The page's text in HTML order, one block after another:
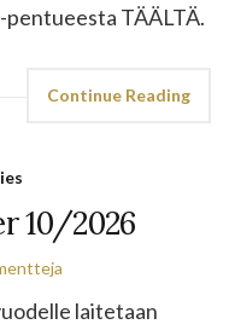
pentueesta TÄÄLTÄ.
Continue Reading
10/2026
laitetaan